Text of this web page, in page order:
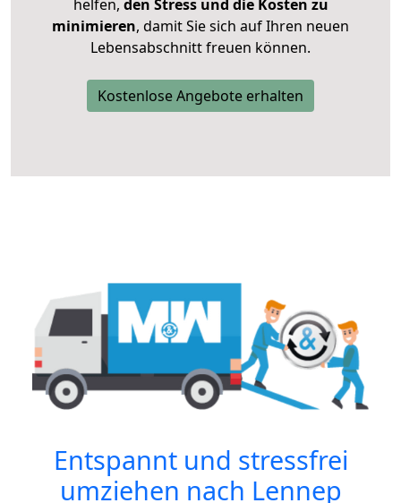
helfen, den Stress und die Kosten zu
minimieren, damit Sie sich auf Ihren neuen
Lebensabschnitt freuen können.
Kostenlose Angebote erhalten
Entspannt und stressfrei
umziehen nach Lennep